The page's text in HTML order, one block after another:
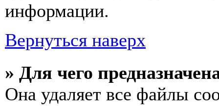
информации.
Вернуться наверх
» Для чего
Она удаляет все файлы